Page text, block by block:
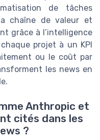
de tâches
chaîne de valeur et
grâce à l’intelligence
projet à un KPI
ou le coût par
les news en
Anthropic et
cités dans les
?